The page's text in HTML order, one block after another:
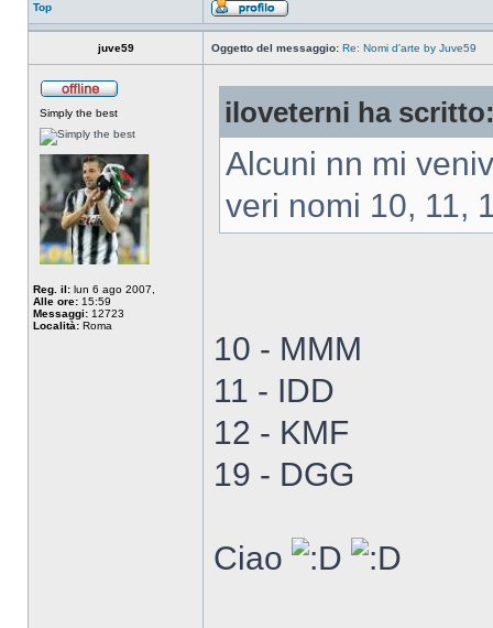
Top
juve59 Oggetto del messaggio: Re: Nomi d'arte by Juve59
Simply the best
Reg. il: lun 6 ago 2007,
Alle ore: 15:59
Messaggi: 12723
Località: Roma
iloveterni ha
Alcuni nn mi
veri nomi 10, 11,
10 - MMM
11 - IDD
12 - KMF
19 - DGG
Ciao